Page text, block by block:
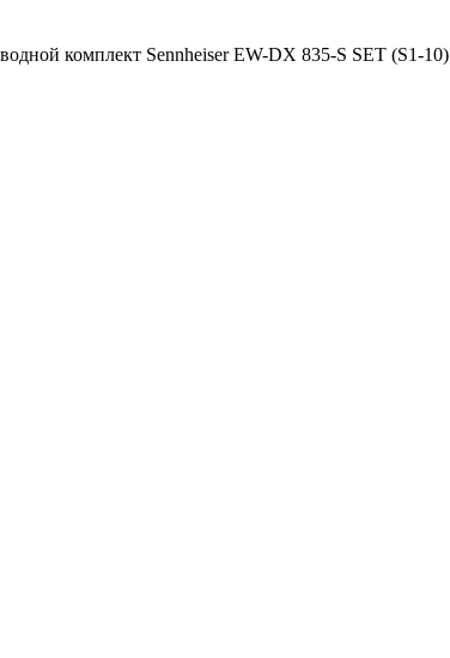
комплект Sennheiser EW-DX 835-S SET (S1-10)